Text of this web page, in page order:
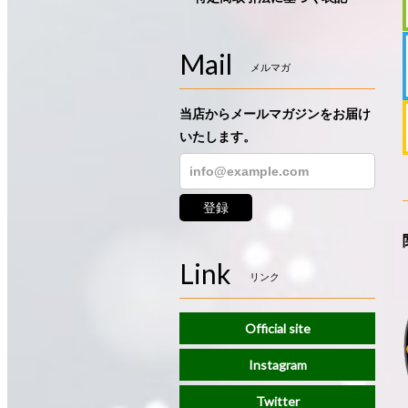
Mail メルマガ
当店からメールマガジンをお届け
いたします。
登録
Link リンク
Official site
Instagram
Twitter